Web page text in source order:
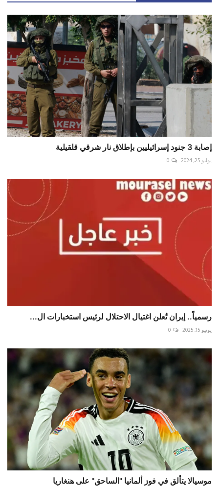
إصابة 3 جنود إسرائيليين بإطلاق نار شرقي قلقيلية
يوليو 25, 2024 0
رسمياً.. إيران تُعلن اغتيال الاحتلال لرئیس استخبارات ال...
يونيو 15, 2025 0
موسيالا يتألق في فوز ألمانيا "الساحق" على هنغاريا